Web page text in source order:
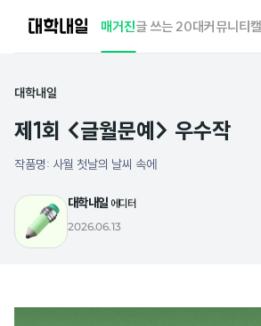
매거진글 쓰는 20대커뮤니티
대학내일
제1회 <글월문예> 우수작
작품명: 사월 첫날의 날씨 속에
대학내일 에디터
2026.06.13